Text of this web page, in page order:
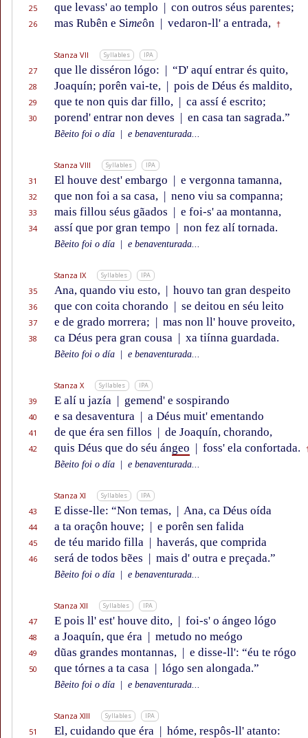
25 que levass' ao templo | con outros séus parentes;
26 mas Rubên e Simeôn | vedaron-ll' a entrada, †
Stanza VII Syllables IPA
27 que lle disséron lógo: | “D' aquí entrar és quito,
28 Joaquín; porên vai-te, | pois de Déus és maldito,
29 que te non quis dar fillo, | ca assí é escrito;
30 porend' entrar non deves | en casa tan sagrada.”
Bẽeito foi o día e benaventurada...
Stanza VIII Syllables IPA
31 El houve dest' embargo | e vergonna tamanna,
32 que non foi a sa casa, | neno viu sa companna;
33 mais fillou séus gãados | e foi-s' aa montanna,
34 assí que por gran tempo | non fez alí tornada.
Bẽeito foi o día e benaventurada...
Stanza IX Syllables IPA
35 Ana, quando viu esto, | houvo tan gran despeito
36 que con coita chorando | se deitou en séu leito
37 e de grado morrera; | mas non ll' houve proveito,
38 ca Déus pera gran cousa | xa tiínna guardada.
Bẽeito foi o día e benaventurada...
Stanza X Syllables IPA
39 E alí u jazía | gemend' e sospirando
40 e sa desaventura | a Déus muit' ementando
41 de que éra sen fillos | de Joaquín, chorando,
42 quis Déus que do séu ángeo | foss' ela confortada.
Bẽeito foi o día e benaventurada...
Stanza XI Syllables IPA
43 E disse-lle: “Non temas, | Ana, ca Déus oída
44 a ta oraçôn houve; | e porên sen falida
45 de téu marido filla | haverás, que comprida
46 será de todos bẽes | mais d' outra e preçada.”
Bẽeito foi o día e benaventurada...
Stanza XII Syllables IPA
47 E pois ll' est' houve dito, | foi-s' o ángeo lógo
48 a Joaquín, que éra | metudo no meógo
49 dũas grandes montannas, | e disse-ll': “éu te rógo
50 que tórnes a ta casa | lógo sen alongada.”
Bẽeito foi o día e benaventurada...
Stanza XIII Syllables IPA
51 El, cuidando que éra | hóme, respôs-ll' atanto: